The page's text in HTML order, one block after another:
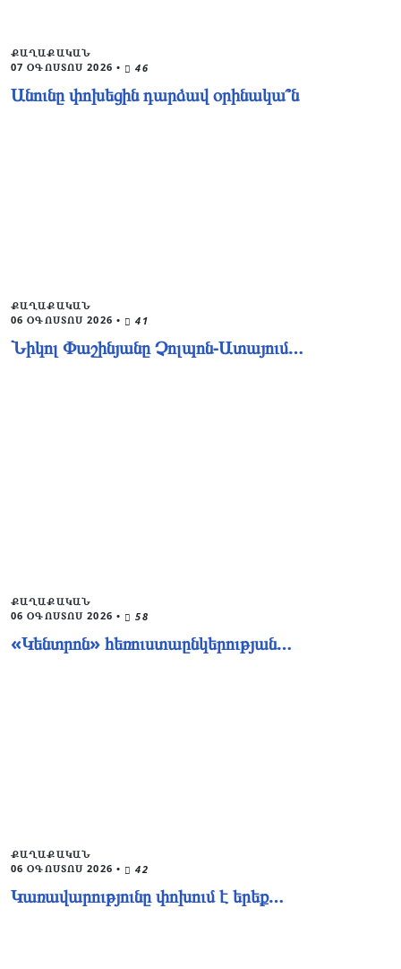
ՔԱՂԱՔԱԿԱՆ
07 ՕԳՈՍՏՈՍ 2026 • 46
Անունը փոխեցին դարձավ օրինակա՞ն
ՔԱՂԱՔԱԿԱՆ
06 ՕԳՈՍՏՈՍ 2026 • 41
Նիկոլ Փաշինյանը Չոլպոն-Ատայում…
ՔԱՂԱՔԱԿԱՆ
06 ՕԳՈՍՏՈՍ 2026 • 58
«Կենտրոն» հեռուստաընկերության…
ՔԱՂԱՔԱԿԱՆ
06 ՕԳՈՍՏՈՍ 2026 • 42
Կառավարությունը փոխում է երեք…